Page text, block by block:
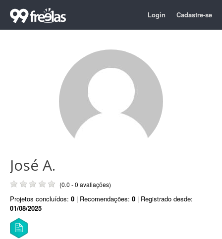
Login Cadastre-se
José A.
(0.0 - 0 avaliações)
Projetos concluídos: 0 | Recomendações: 0 | Registrado desde:
01/08/2025